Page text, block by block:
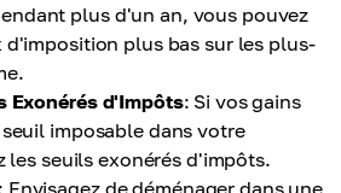
plus d'un an, vous pouvez
d'imposition plus bas sur les plus-
Exonérés d'Impôts: Si vos gains
imposable dans votre
seuils exonérés d'impôts.